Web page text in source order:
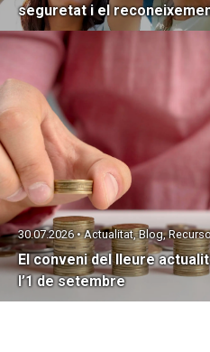
seguretat i el
El conveni del lleure
l’1 de setembre
30.07.2026 • Actualitat, Blog,